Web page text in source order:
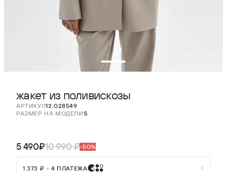
жакет из поливискозы
АРТИКУЛ12.028549
РАЗМЕР НА МОДЕЛИS
5 490₽10 990 ₽-50%
1 373 ₽ × 4 ПЛАТЕЖА